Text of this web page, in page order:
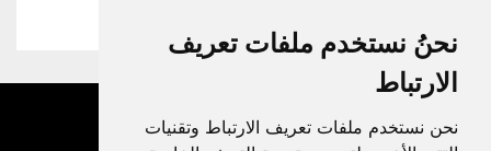
نحنُ نستخدم ملفات تعريف
الارتباط
نحن نستخدم ملفات تعريف الارتباط وتقنيات